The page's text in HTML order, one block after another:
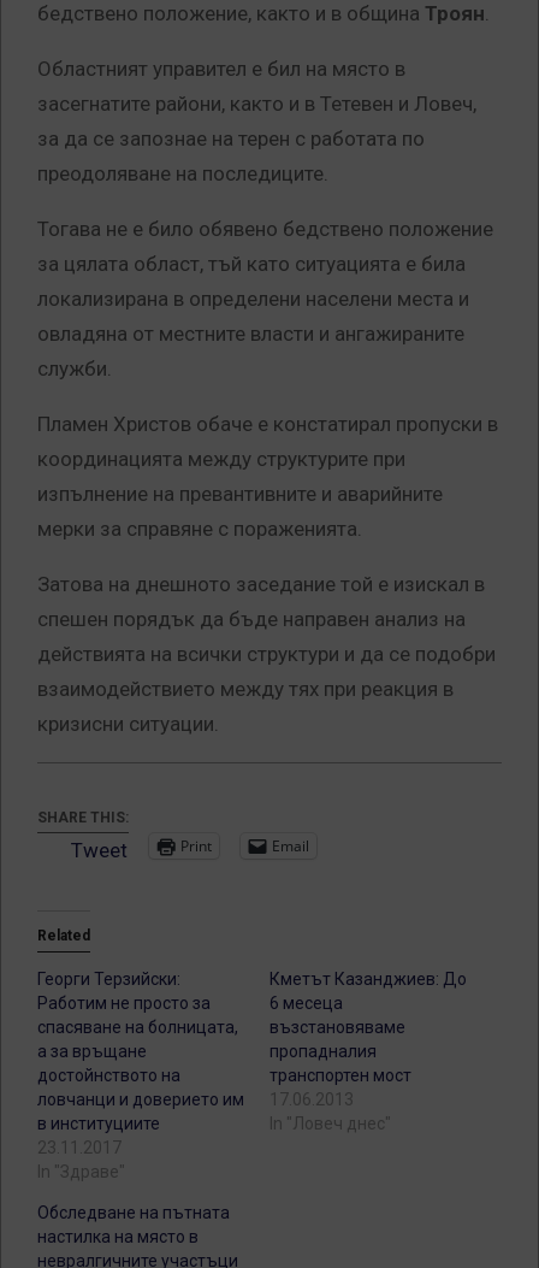
бедствено положение, както и в община Троян.
Областният управител е бил на място в
засегнатите райони, както и в Тетевен и Ловеч,
за да се запознае на терен с работата по
преодоляване на последиците.
Тогава не е било обявено бедствено положение
за цялата област, тъй като ситуацията е била
локализирана в определени населени места и
овладяна от местните власти и ангажираните
служби.
Пламен Христов обаче е констатирал пропуски в
координацията между структурите при
изпълнение на превантивните и аварийните
мерки за справяне с пораженията.
Затова на днешното заседание той е изискал в
спешен порядък да бъде направен анализ на
действията на всички структури и да се подобри
взаимодействието между тях при реакция в
кризисни ситуации.
SHARE THIS:
Tweet Print Email
Related
Георги Терзийски:
Работим не просто за
спасяване на болницата,
а за връщане
достойнството на
ловчанци и доверието им
в институциите
23.11.2017
In "Здраве"
Кметът Казанджиев: До
6 месеца
възстановяваме
пропадналия
транспортен мост
17.06.2013
In "Ловеч днес"
Обследване на пътната
настилка на място в
невралгичните участъци